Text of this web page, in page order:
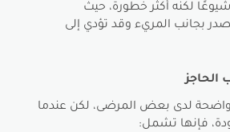
لكنه أكثر خطورة، حيث
بجانب المريء وقد تؤدي إلى
الحاجز
لدى بعض المرضى، لكن عندما
فإنها تشمل: